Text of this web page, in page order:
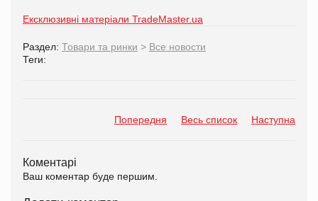
Ексклюзивні матеріали TradeMaster.ua
Раздел: Товари та ринки > Все новости
Теги:
Попередня Весь список Наступна
Коментарі
Ваш коментар буде першим.